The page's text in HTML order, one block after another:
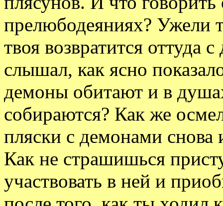
прелюбодеяниях? Ужели
твоя возвратится оттуда
слышал, как ясно
демоны обитают и в
собираются? Как же
пляски с демонами снова
Как не страшишься
участвовать в ней и